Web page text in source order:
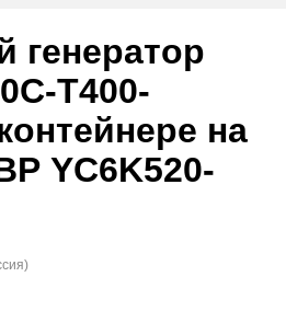
ЭО
генератор
Т400-
на
YC6K520-